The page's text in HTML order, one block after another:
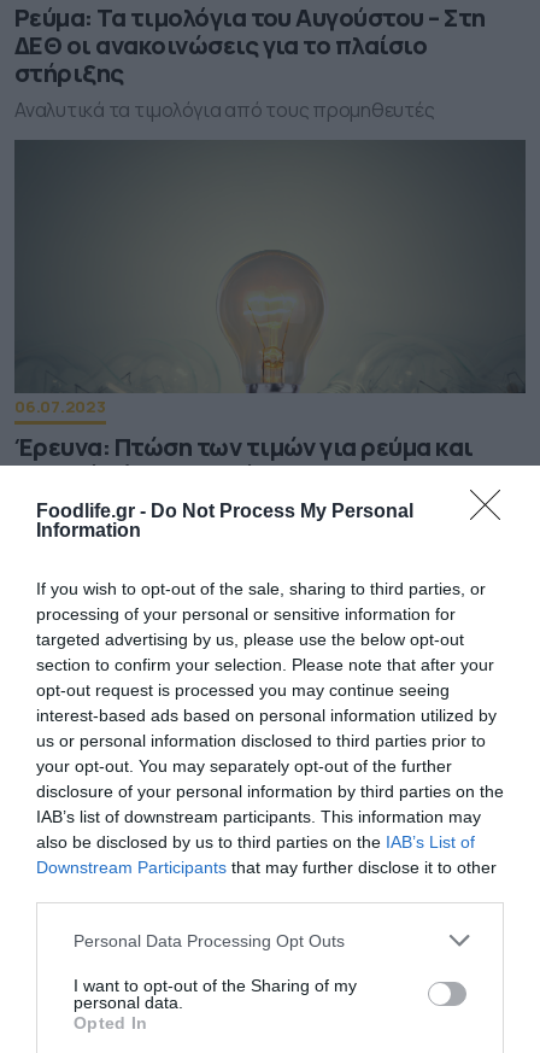
Foodlife.gr - Do Not Process My Personal
Information
If you wish to opt-out of the sale, sharing to third parties, or
processing of your personal or sensitive information for
targeted advertising by us, please use the below opt-out
section to confirm your selection. Please note that after your
opt-out request is processed you may continue seeing
interest-based ads based on personal information utilized by
us or personal information disclosed to third parties prior to
your opt-out. You may separately opt-out of the further
disclosure of your personal information by third parties on the
IAB’s list of downstream participants. This information may
also be disclosed by us to third parties on the IAB’s List of
Downstream Participants that may further disclose it to other
Please note that this website/app uses one or more Google
not limited to your visit or usage behaviour. You may click to
grant or deny consent to Google and its third-party tags to
use your data for below specified purposes in below Google
Personal Data Processing Opt Outs
I want to opt-out of the Sharing of my
personal data.
Opted In
Ρεύμα: Τα τιμολόγια του Αυγούστου – Στη
ΔΕΘ οι ανακοινώσεις για το πλαίσιο
στήριξης
Αναλυτικά τα τιμολόγια από τους προμηθευτές
06.07.2023
Έρευνα: Πτώση των τιμών για ρεύμα και
φυσικό αέριο τον Ιούνιο
Η τιμή στη χώρα μας σημείωσε σημαντική πτώση (15%) σε
σχέση με το Μάιο ακολουθώντας την υποχώρηση των
04.05.2023
Στο 1,5 λεπτό ανά κιλοβατώρα η επιδότηση
Ανακοινώνονται σήμερα οι κρατικές επιδοτήσεις για
τους λογαριασμούς ρεύματος